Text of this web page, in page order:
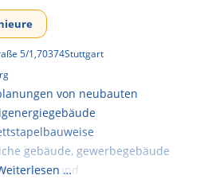
5/1,70374Stuttgart
von neubauten
gebäude, gewerbegebäude
bei an – und
…